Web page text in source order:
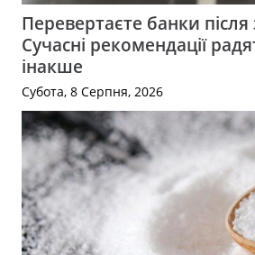
Перевертаєте банки після
Сучасні рекомендації
інакше
Субота, 8 Серпня, 2026